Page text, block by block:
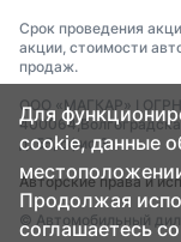
Срок проведения
акции, стоимости
продаж.
ООО «МАГКАР» I
д. 55, офис 3.
Авторские права и
© Автомобильный
Для
cookie, данные
Продолжая
соглашаетесь